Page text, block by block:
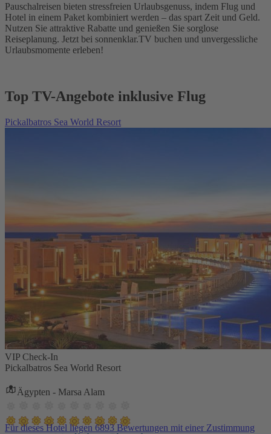
Pauschalreisen bieten stressfreien Urlaubsgenuss, indem Flug und
Hotel in einem Paket kombiniert werden – das spart Zeit und Geld.
Nutzen Sie attraktive Rabatte und genießen Sie sorglose
Reiseplanung. Jetzt bei sonnenklar.TV buchen und unvergessliche
Urlaubsmomente erleben!
Top TV-Angebote inklusive Flug
Pickalbatros Sea World Resort
VIP Check-In
Pickalbatros Sea World Resort
Ägypten - Marsa Alam
Für dieses Hotel liegen 6893 Bewertungen mit einer Zustimmung